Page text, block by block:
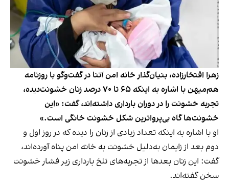
زهرا افتخارزاده، بنیان‌گذار خانه امن آتنا در گفت‌وگو با روزنامه
هم‌میهن با اشاره به اینکه ۶۵ تا ۷۰ درصد زنان خشونت‌دیده،
تجربه خشونت را در دوران بارداری داشته‌اند، گفت: «این
خشونت‌ها گاه بی‌پرواترین شکل خشونت خانگی است.»
او با اشاره به اینکه تعداد زیادی از زنان را دیده که در روز اول و
دوم بعد از زایمان به‌دلیل خشونت به خانه امن پناه آورده‌اند،
گفت: این زنان بعدها از تجربه‌های تلخ بارداری زیر فشار خشونت
سخن گفته‌اند.